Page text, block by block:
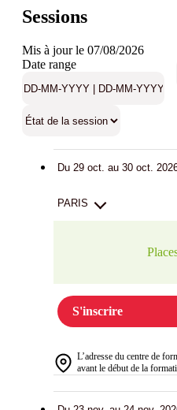
Sessions
Mis à jour le 07/08/2026
Date range
Du 29 oct. au 30 oct.
PARIS
S'inscrire
L’adresse du centre de
avant le début de la